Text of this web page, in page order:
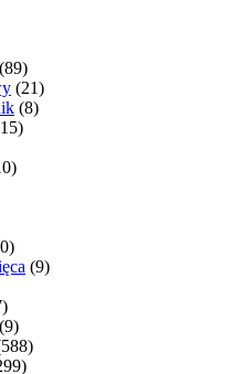
(89)
(21)
(8)
(9)
(9)